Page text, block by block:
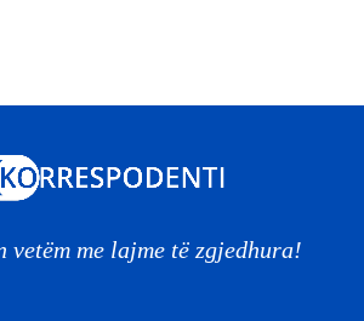
vetëm me lajme të zgjedhura!